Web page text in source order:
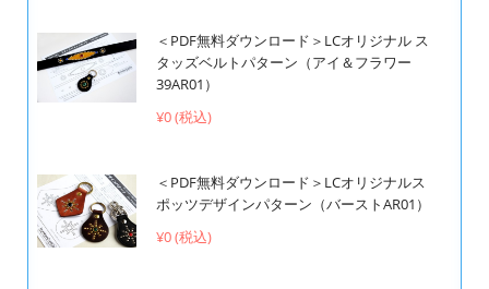
＜PDF無料ダウンロード＞LCオリジナル ス
タッズベルトパターン（アイ＆フラワー
39AR01）
¥0 (税込)
＜PDF無料ダウンロード＞LCオリジナルス
ポッツデザインパターン（バーストAR01）
¥0 (税込)